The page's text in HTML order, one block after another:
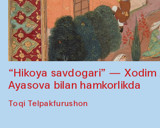
“Hikoya savdogari” — Xodim
Ayasova bilan hamkorlikda
Toqi Telpakfurushon